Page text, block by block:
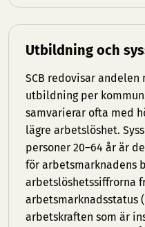
Utbildning och
SCB redovisar
utbildning per
samvarierar ofta med
lägre arbetslöshet.
personer 20–64 år är
för arbetsmarknadens
arbetslöshetssiffrorna
arbetsmarknadsstatus
arbetskraften som är